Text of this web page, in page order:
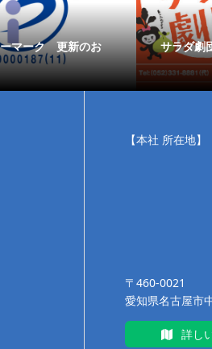
マーク 更新のお
サラダ劇
【本社 所在地】
〒460-0021
愛知県名古屋市
詳し